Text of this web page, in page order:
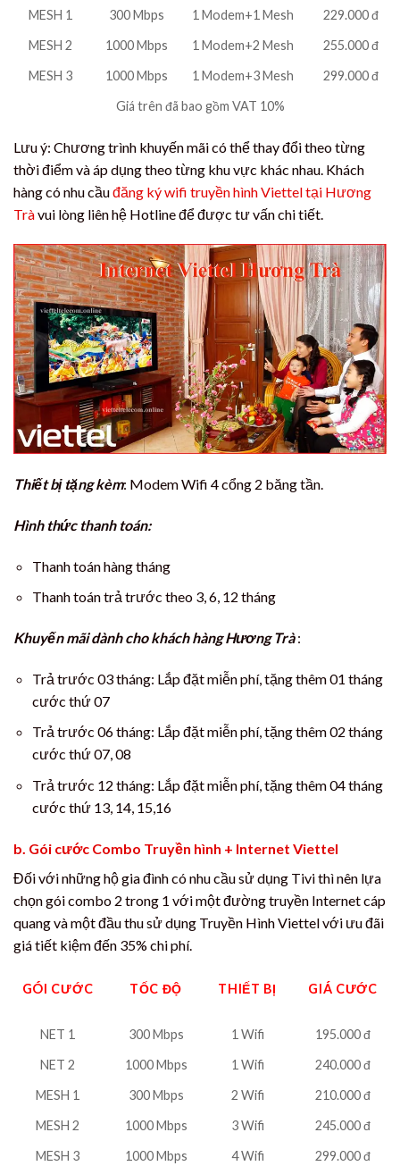
MESH 1 300 Mbps 1 Modem+1 Mesh
229.000 đ
MESH 2
1000 Mbps 1 Modem+2 Mesh
255.000 đ
MESH 3
1000 Mbps 1 Modem+3 Mesh
299.000 đ
Giá trên đã bao gồm VAT 10%
Lưu ý: Chương trình khuyến mãi có thể thay đổi theo từng
thời điểm và áp dụng theo từng khu vực khác nhau. Khách
hàng có nhu cầuđăng ký wifi truyền hình Viettel tại Hương
Tràvui lòng liên hệ Hotline để được tư vấn chi tiết.
Thiết bị tặng kèm: Modem Wifi 4 cổng 2 băng tần.
Hình thức thanh toán:
Thanh toán hàng tháng
Thanh toán trả trước theo 3, 6, 12 tháng
Khuyến mãi dành cho khách hàng Hương Trà:
Trả trước 03 tháng: Lắp đặt miễn phí, tặng thêm 01 tháng
cước thứ 07
Trả trước 06 tháng: Lắp đặt miễn phí, tặng thêm 02 tháng
cước thứ 07, 08
Trả trước 12 tháng: Lắp đặt miễn phí, tặng thêm 04 tháng
cước thứ 13, 14, 15,16
b. Gói cước Combo Truyền hình + Internet Viettel
Đối với những hộ gia đình có nhu cầu sử dụng Tivi thì nên lựa
chọn gói combo 2 trong 1 với một đường truyền Internet cáp
quang và một đầu thu sử dụng Truyền Hình Viettel với ưu đãi
giá tiết kiệm đến 35% chi phí.
GÓI CƯỚC TỐC ĐỘ THIẾT BỊ GIÁ CƯỚC
NET 1 300 Mbps 1 Wifi
195.000 đ
NET 2
1000 Mbps 1 Wifi
240.000 đ
MESH 1
300 Mbps 2 Wifi
210.000 đ
MESH 2
1000 Mbps 3 Wifi
245.000 đ
MESH 3
1000 Mbps 4 Wifi 299.000 đ